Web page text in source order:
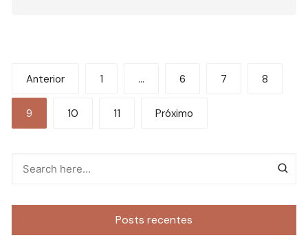
Paginação
de
posts
Anterior 1 … 6 7 8
9 10 11 Próximo
Posts recentes